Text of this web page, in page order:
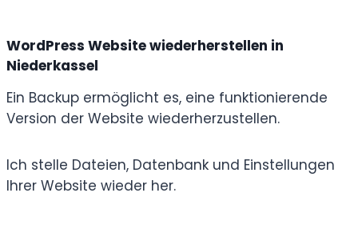
WordPress Website wiederherstellen in
Niederkassel
Ein Backup ermöglicht es, eine funktionierende
Version der Website wiederherzustellen.
Ich stelle Dateien, Datenbank und Einstellungen
Ihrer Website wieder her.